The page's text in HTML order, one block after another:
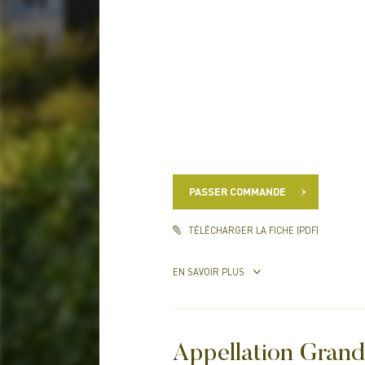
PASSER COMMANDE
TÉLÉCHARGER LA FICHE (PDF)
EN SAVOIR PLUS
Appellation